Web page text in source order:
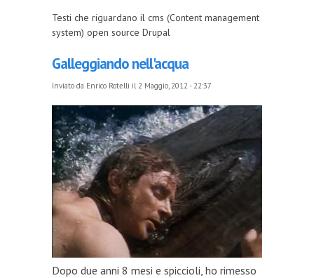
Testi che riguardano il cms (Content management
system) open source Drupal
Galleggiando nell'acqua
Inviato da Enrico Rotelli il 2 Maggio, 2012 - 22:37
Dopo due anni 8 mesi e spiccioli, ho rimesso